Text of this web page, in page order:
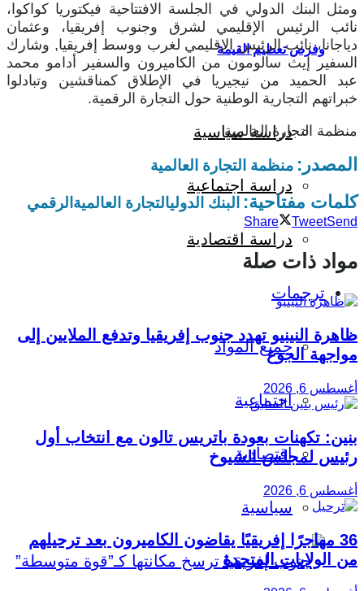
وفرص تعظيم القيمة
دراسة سياسية
دراسة اجتماعية
دراسة اقتصادية
ترجمات
جميع المواد
اجتماعية
اقتصادية
سياسية
ومثل البنك الدولي في الجلسة الافتتاحية فيكتوريا كواكوا،
نائب الرئيس الإقليمي لشرق وجنوب إفريقيا، وعثمان
دياجانا، نائب الرئيس الإقليمي لغرب ووسط إفريقيا, وشارك
السفير إيث سالومون من الكاميرون والسفير أدامو محمد
عبد الحميد من نيجيريا في الإطلاق كمناقشين وتبادلوا
خبراتهم التجارية الوطنية حول التجارة الرقمية.
منظمة التجارة العالمية
المصدر: منظمة التجارة العالمية
كلمات مفتاحية: البنك الدوليالتجارة العالمية الرقمي
Share TweetSend
مواد ذات صلة
ظاهرة النينيو تهدد جنوب إفريقيا وتدفع الملايين إلى
مواجهة الجوع
أغسطس 6, 2026
بنين: تكهنات بعودة باتريس تالون مع انتخاب أول
رئيس لمجلس الشيوخ
أغسطس 6, 2026
36 مهاجرًا إفريقيًا يقاضون الكاميرون بعد ترحيلهم
من الولايات المتحدة